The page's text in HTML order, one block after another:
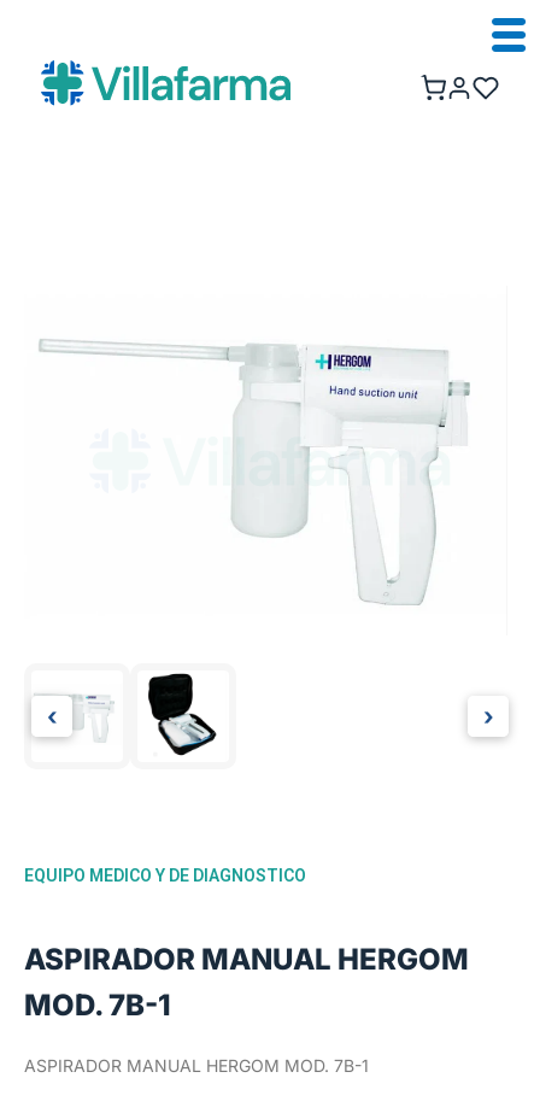
‹ ›
EQUIPO MEDICO Y DE DIAGNOSTICO
ASPIRADOR MANUAL HERGOM
MOD. 7B-1
ASPIRADOR MANUAL HERGOM MOD. 7B-1